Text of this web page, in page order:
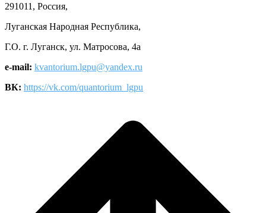
291011, Россия,
Луганская Народная Республика,
Г.О. г. Луганск, ул. Матросова, 4а
e-mail: kvantorium.lgpu@yandex.ru
ВК: https://vk.com/quantorium_lgpu